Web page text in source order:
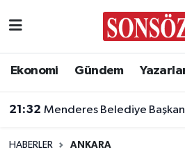
Ekonomi Gündem
21:32 Menderes Belediye Başkanı İlkay
HABERLER ANKARA
Asayiş
Ankara Nöbetçi Eczaneler